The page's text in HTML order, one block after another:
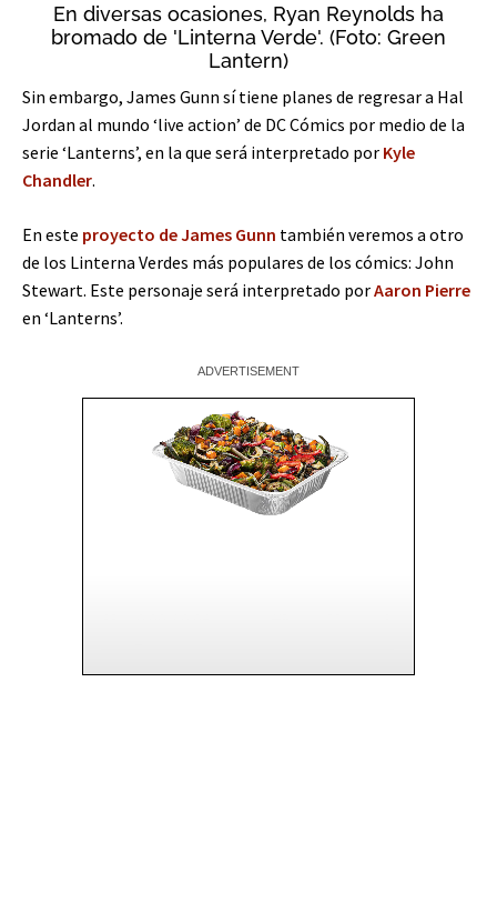
En diversas ocasiones, Ryan Reynolds ha
bromado de 'Linterna Verde'. (Foto: Green
Lantern)
Sin embargo, James Gunn sí tiene planes de regresar a Hal
Jordan al mundo ‘live action’ de DC Cómics por medio de la
serie ‘Lanterns’, en la que será interpretado por Kyle
Chandler.
En este proyecto de James Gunn también veremos a otro
de los Linterna Verdes más populares de los cómics: John
Stewart. Este personaje será interpretado porAaron Pierre
en ‘Lanterns’.